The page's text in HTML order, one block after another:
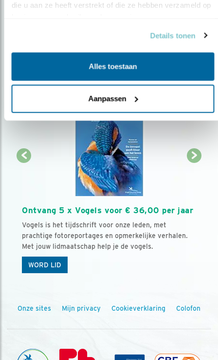
die u aan ze heeft verstrekt of die ze hebben verzameld op
Details tonen
Alles toestaan
Aanpassen
Ontvang 5 x Vogels voor € 36,00 per jaar
Vogels is het tijdschrift voor onze leden, met
prachtige fotoreportages en opmerkelijke verhalen.
Met jouw lidmaatschap help je de vogels.
WORD LID
Onze sites Mijn privacy Cookieverklaring Colofon